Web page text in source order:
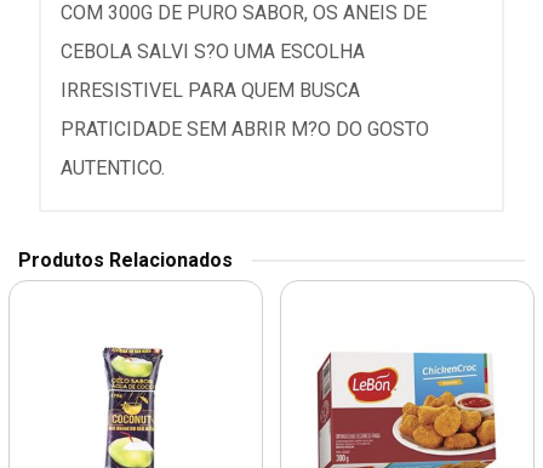
COM 300G DE PURO SABOR, OS ANEIS DE
CEBOLA SALVI S?O UMA ESCOLHA
IRRESISTIVEL PARA QUEM BUSCA
PRATICIDADE SEM ABRIR M?O DO GOSTO
AUTENTICO.
Produtos Relacionados